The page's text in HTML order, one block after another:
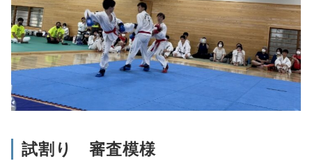
試割り 審査模様